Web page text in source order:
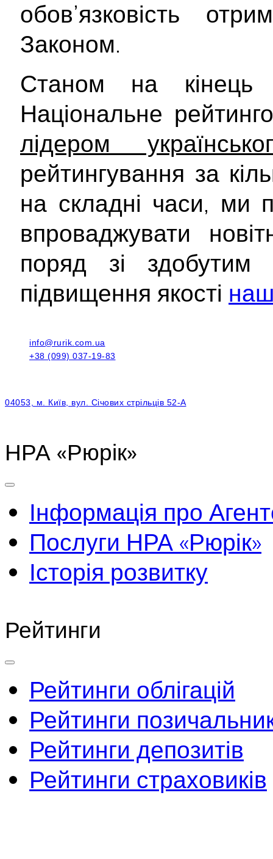
обов’язковість
Законом.
Станом на
Національне
лідером
рейтингування за
на складні часи, ми
впроваджувати
поряд зі здобутим
підвищення якості
info@rurik.com.ua
+38 (099) 037-19-83
04053, м. Київ, вул. Січових стрільців 52-А
НРА «Рюрік»
Інформація про
Послуги НРА «Рюрік»
Історія розвитку
Рейтинги
Рейтинги облігацій
Рейтинги
Рейтинги депозитів
Рейтинги страховиків